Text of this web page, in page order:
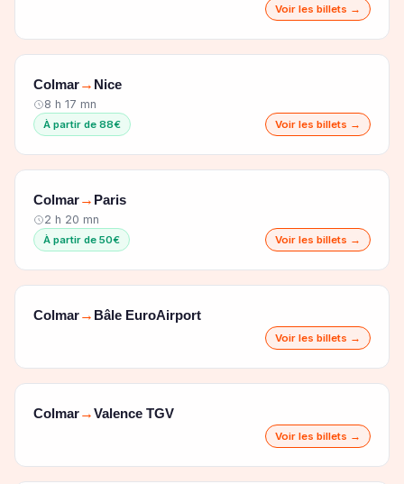
Voir les billets →
Colmar→ Nice
8 h 17 mn
À partir de 88€ Voir les billets →
Colmar→ Paris
2 h 20 mn
À partir de 50€ Voir les billets →
Colmar→ Bâle EuroAirport
Voir les billets →
Colmar→Valence TGV
Voir les billets →